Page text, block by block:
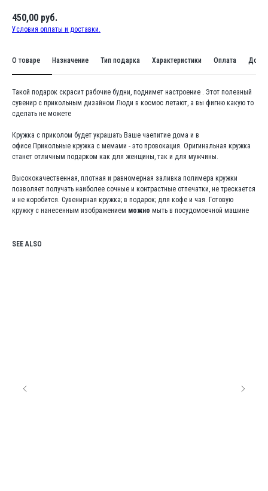
450,00 руб.
Условия оплаты и доставки.
О товаре Назначение Тип подарка Характеристики Оплата
Такой подарок скрасит рабочие будни, поднимет настроение . Этот полезный
сувенир с прикольным дизайном Люди в космос летают, а вы фигню какую то
сделать не можете
Кружка с приколом будет украшать Ваше чаепитие дома и в
офисе.Прикольные кружка с мемами - это провокация. Оригинальная кружка
станет отличным подарком как для женщины, так и для мужчины.
Высококачественная, плотная и равномерная заливка полимера кружки
позволяет получать наиболее сочные и контрастные отпечатки, не трескается
и не коробится. Сувенирная кружка; в подарок; для кофе и чая. Готовую
кружку с нанесенным изображением можно мыть в посудомоечной машине
SEE ALSO